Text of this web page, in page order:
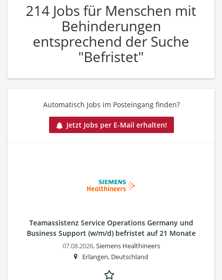
214 Jobs für Menschen mit
Behinderungen
entsprechend der Suche
"Befristet"
Automatisch Jobs im Posteingang finden?
Jetzt Jobs per E-Mail erhalten!
Teamassistenz Service Operations Germany und
Business Support (w/m/d) befristet auf 21 Monate
07.08.2026,Siemens Healthineers
Erlangen, Deutschland